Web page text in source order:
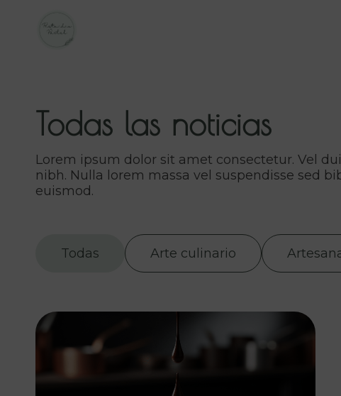
Todas las noticias
Lorem ipsum dolor sit amet consectetur. Vel
nibh. Nulla lorem massa vel suspendisse sed
euismod.
Todas Arte culinario